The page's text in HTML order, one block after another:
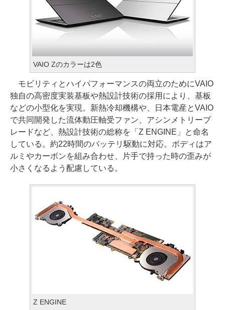
VAIO Zのカラーは2色
モビリティとハイパフォーマンスの両立のためにVAIO
独自の高密度実装基板や熱設計技術の採用により、基板
などの小型化を実現。新熱冷却機構や、日本電産とVAIO
で共同開発した流体動圧軸受ファン、アシンメトリーブ
レードなど、熱設計技術の総称を「Z ENGINE」と命名
している。約22時間のバッテリ駆動に対応。ボディはア
ルミやカーボンを組み合わせ、片手で持った時の歪みが
小さくなるよう配慮している。
Z ENGINE